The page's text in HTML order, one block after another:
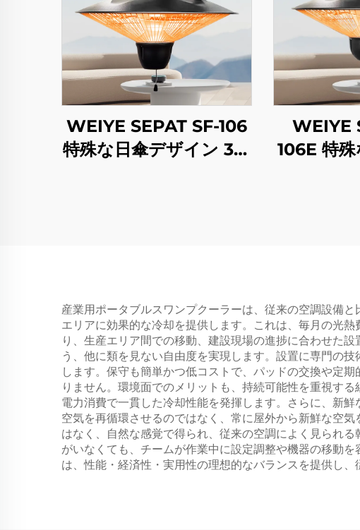
WEIYE SEPAT SF-106
特殊な日傘デザイン 3段
WEIYE
106E 特
産業用ポータブルスワンプクーラーは、従来の空調設備
エリアに効果的な冷却を提供します。これは、毎月の光
り、生産エリア間での移動、建設現場の進捗に合わせた
う、他に類を見ない自由度を実現します。設置に専門の
します。保守も簡単かつ低コストで、パッドの交換や定
りません。環境面でのメリットも、持続可能性を重視す
電力消費で一貫した冷却性能を発揮します。さらに、新
空気を再循環させるのではなく、常に屋外から新鮮な空
はなく、自然な感覚で得られ、従来の空調によく見られ
がいなくても、チームが作業中に設定調整や機器の移動
は、性能・経済性・実用性の理想的なバランスを提供し